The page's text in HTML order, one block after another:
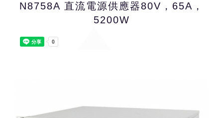
N8758A 直流電源供應器80V，65A，
5200W